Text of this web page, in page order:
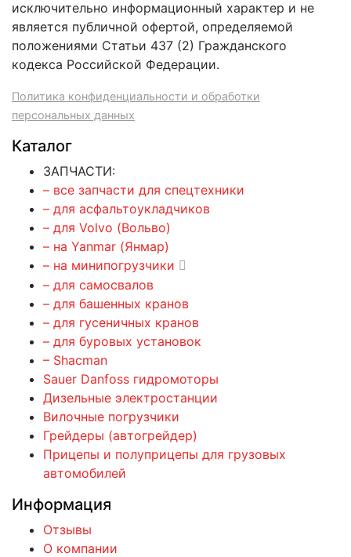
исключительно информационный характер и не
является публичной офертой, определяемой
положениями Статьи 437 (2) Гражданского
кодекса Российской Федерации.
Политика конфиденциальности и обработки
персональных данных
Каталог
ЗАПЧАСТИ:
– все запчасти для спецтехники
– для асфальтоукладчиков
– для Volvo (Вольво)
– на Yanmar (Янмар)
– на минипогрузчики
– для самосвалов
– для башенных кранов
– для гусеничных кранов
– для буровых установок
– Shacman
Sauer Danfoss гидромоторы
Дизельные электростанции
Вилочные погрузчики
Грейдеры (автогрейдер)
Прицепы и полуприцепы для грузовых
автомобилей
Информация
Отзывы
О компании